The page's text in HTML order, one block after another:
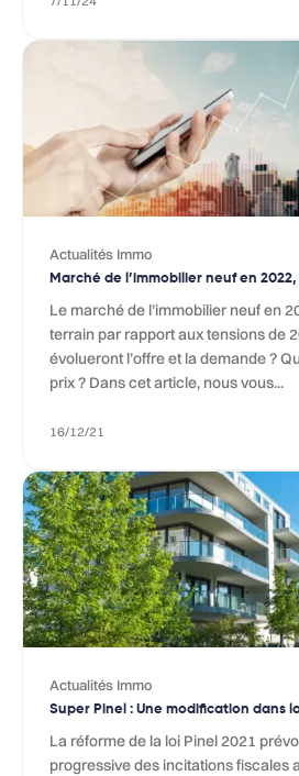
Actualités Immo
Marché de l’immobilier neuf en
Le marché de l’immobilier neuf en
terrain par rapport aux tensions de
évolueront l’offre et la demande ?
prix ? Dans cet article, nous vous...
16/12/21
Actualités Immo
Super Pinel : Une modification dans
La réforme de la loi Pinel 2021
progressive des incitations fiscales